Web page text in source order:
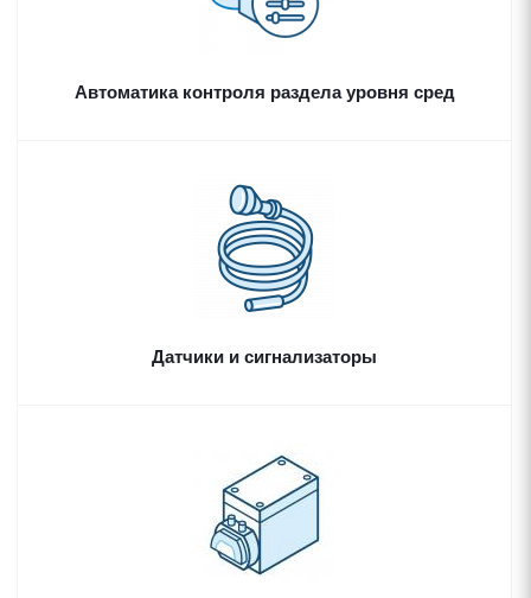
Автоматика контроля раздела уровня сред
Датчики и сигнализаторы